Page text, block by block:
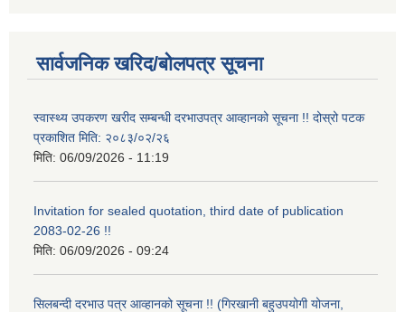
सार्वजनिक खरिद/बोलपत्र सूचना
स्वास्थ्य उपकरण खरीद सम्बन्धी दरभाउपत्र आव्हानको सूचना !! दोस्रो पटक
प्रकाशित मिति: २०८३/०२/२६
मिति: 06/09/2026 - 11:19
Invitation for sealed quotation, third date of publication
2083-02-26 !!
मिति: 06/09/2026 - 09:24
सिलबन्दी दरभाउ पत्र आव्हानको सूचना !! (गिरखानी बहुउपयोगी योजना,